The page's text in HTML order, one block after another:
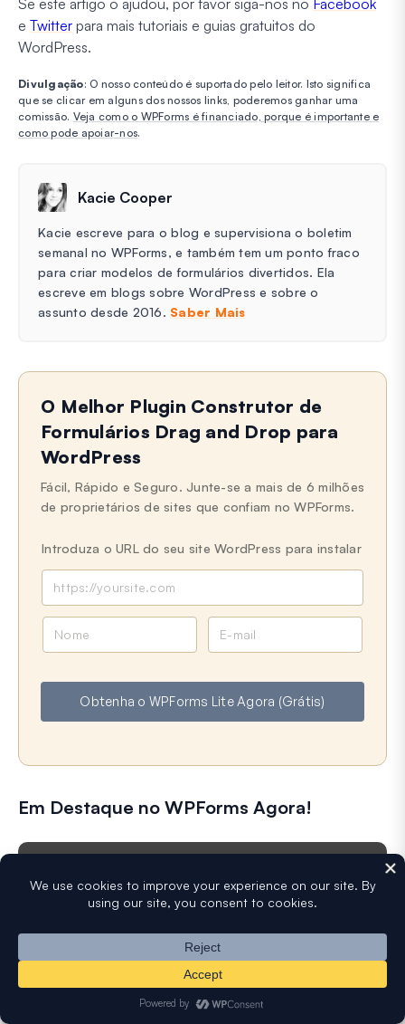
e Twitter para mais tutoriais e guias gratuitos do
WordPress.
Divulgação: O nosso conteúdo é suportado pelo leitor. Isto significa
que se clicar em alguns dos nossos links, poderemos ganhar uma
comissão. Veja como o WPForms é financiado, porque é importante e
como pode apoiar-nos.
Kacie Cooper
Kacie escreve para o blog e supervisiona o boletim
semanal no WPForms, e também tem um ponto fraco
para criar modelos de formulários divertidos. Ela
escreve em blogs sobre WordPress e sobre o
assunto desde 2016. Saber Mais
O Melhor Plugin Construtor de
Formulários Drag and Drop para
WordPress
Fácil, Rápido e Seguro. Junte-se a mais de 6 milhões
de proprietários de sites que confiam no WPForms.
Introduza o URL do seu site WordPress para instalar
e
i
Obtenha o WPForms Lite Agora (Grátis)
Em Destaque no WPForms Agora!